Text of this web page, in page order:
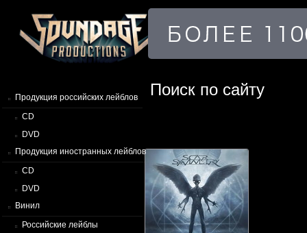
Продукция российских лейблов
CD
DVD
Продукция иностранных лейблов
CD
DVD
Винил
Российские лейблы
Поиск по сайту